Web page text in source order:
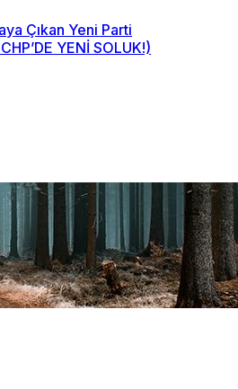
Çıkan Yeni Parti
YENİ SOLUK!)